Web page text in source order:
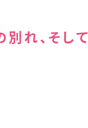
れ、そして